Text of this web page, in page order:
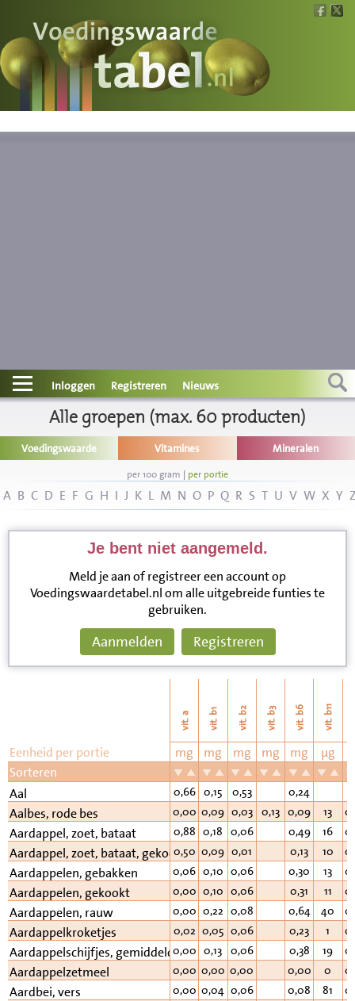
Voedingswaarde
Wat is wat?
Contact
Informatie
Disclaimer
Inloggen Registreren Nieuws
Alle groepen (max. 60 producten)
Voedingswaarde Vitamines Mineralen
per 100 gram | per portie
A B C D E F G H I J K L M N O P Q R S T U V W X Y
Je bent niet aangemeld.
Meld je aan of registreer een account op
Voedingswaardetabel.nl om alle uitgebreide funties te
gebruiken.
Aanmelden Registreren
vit. a vit. b1 vit. b2 vit. b3 vit. b6 vit. b11
Eenheid per portie mg mg mg mg mg µg
Sorteren
Aal
0,66 0,15 0,53 0,24
Aalbes, rode bes 0,00 0,09 0,03 0,13 0,09 13
Aardappel, zoet, bataat 0,88 0,18 0,06 0,49 16
Aardappel, zoet, bataat, gekookt
0,50 0,09 0,01 0,13 10
Aardappelen, gebakken 0,06 0,10 0,06 0,30 13
Aardappelen, gekookt 0,00 0,10 0,06 0,31 11
Aardappelen, rauw 0,00 0,22 0,08 0,64 40
Aardappelkroketjes 0,02 0,05 0,06 0,23 1
Aardappelschijfjes, gemiddeld0,00 0,13 0,06 0,38 19
Aardappelzetmeel 0,00 0,00 0,00 0,00 0
Aardbei, vers 0,00 0,04 0,06 0,08 81